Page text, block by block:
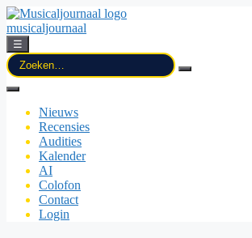
musicaljournaal
☰
Zoek
naar:
Nieuws
Recensies
Audities
Kalender
AI
Colofon
Contact
Login